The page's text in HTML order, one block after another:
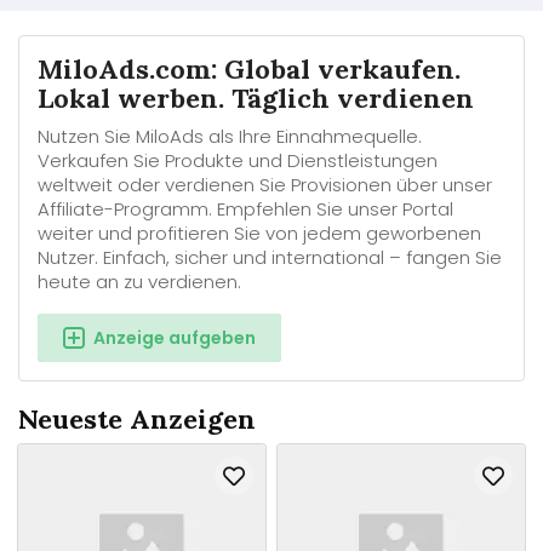
MiloAds.com: Global verkaufen.
Lokal werben. Täglich verdienen
Nutzen Sie MiloAds als Ihre Einnahmequelle.
Verkaufen Sie Produkte und Dienstleistungen
weltweit oder verdienen Sie Provisionen über unser
Affiliate-Programm. Empfehlen Sie unser Portal
weiter und profitieren Sie von jedem geworbenen
Nutzer. Einfach, sicher und international – fangen Sie
heute an zu verdienen.
Anzeige aufgeben
Neueste Anzeigen